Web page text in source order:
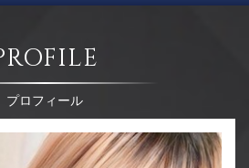
プロフィール